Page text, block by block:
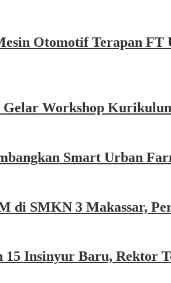
Otomotif Terapan
Workshop
Smart Urban
di SMKN 3 Makassar,
Insinyur Baru, Rektor